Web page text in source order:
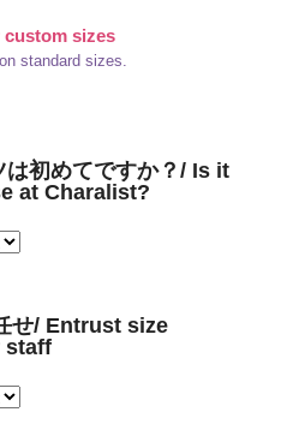
sizes
standard sizes.
初めてですか？/ Is it
at Charalist?
せ/ Entrust size
staff